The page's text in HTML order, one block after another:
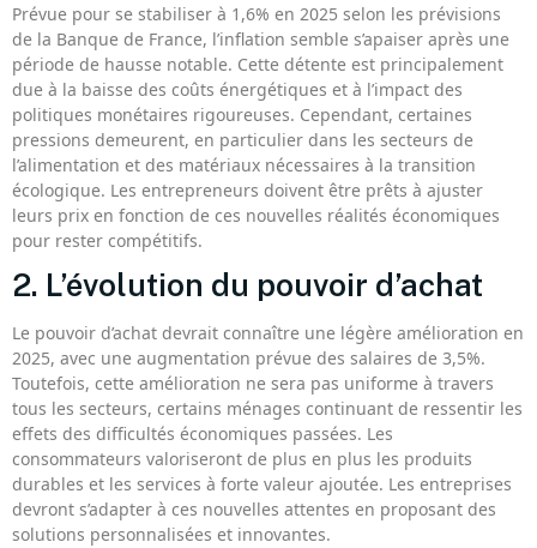
Prévue pour se stabiliser à 1,6% en 2025 selon les prévisions
de la Banque de France, l’inflation semble s’apaiser après une
période de hausse notable. Cette détente est principalement
due à la baisse des coûts énergétiques et à l’impact des
politiques monétaires rigoureuses. Cependant, certaines
pressions demeurent, en particulier dans les secteurs de
l’alimentation et des matériaux nécessaires à la transition
écologique. Les entrepreneurs doivent être prêts à ajuster
leurs prix en fonction de ces nouvelles réalités économiques
pour rester compétitifs.
2. L’évolution du pouvoir d’achat
Le pouvoir d’achat devrait connaître une légère amélioration en
2025, avec une augmentation prévue des salaires de 3,5%.
Toutefois, cette amélioration ne sera pas uniforme à travers
tous les secteurs, certains ménages continuant de ressentir les
effets des difficultés économiques passées. Les
consommateurs valoriseront de plus en plus les produits
durables et les services à forte valeur ajoutée. Les entreprises
devront s’adapter à ces nouvelles attentes en proposant des
solutions personnalisées et innovantes.